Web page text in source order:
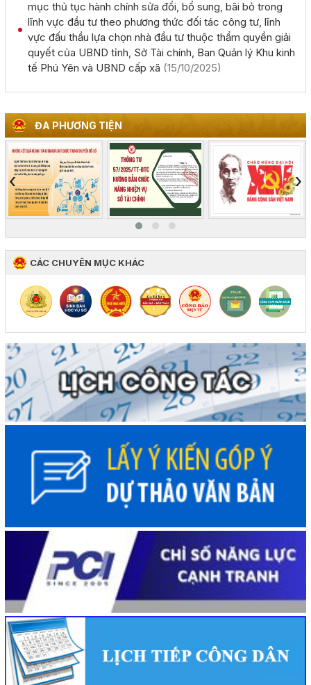
(02/08/2026, 00:00)
Giới thiệu thông tin về 17 khu đất đấu giá quyền sử dụng
đất trên địa bàn tỉnh Đắk Lắk
Thông báo về việc tiếp nhận hồ sơ đề nghị chấp thuận
chủ trương đầu tư dự án: Nhà máy sản xuất viên nén gỗ
xuất khẩu và chế biến lâm sản - Thành Châu Đắk Lắk
(27/07/2026, 00:00)
Đắk Lắk họp báo công bố 17 hoạt động đặc sắc của Lễ
Tập huấn diễn tập khu vực phòng thủ kết hợp phòng
thủ dân sự tỉnh Đắk Lắk
(05/08/2026, 00:00)
Thực hiện quyết liệt các nhiệm vụ phát triển kinh tế - xã
hội năm 2026
(05/08/2026, 00:00)
Phấn đấu khai thác đồng bộ toàn tuyến cao tốc Khánh
(05/08/2026, 00:00)
Công khai kết quả giải ngân vốn đầu tư công đến hết
tháng 7 năm 2026
(04/08/2026, 00:00)
Chủ tịch UBND tỉnh Đỗ Hữu Huy: Quyết liệt đẩy nhanh
tiến độ giải ngân đầu tư công theo nguyên tắc "6 rõ
(04/08/2026, 00:00)
Rà soát công tác chuẩn bị diễn tập khu vực phòng thủ
kết hợp diễn tập phòng thủ dân sự tỉnh năm 2026
(02/08/2026, 00:00)
mục thủ tục hành chính sửa đổi, bổ sung, bãi bỏ trong
lĩnh vực đầu tư theo phương thức đối tác công tư, lĩnh
vực đấu thầu lựa chọn nhà đầu tư thuộc thẩm quyền giải
quyết của UBND tỉnh, Sở Tài chính, Ban Quản lý Khu kinh
tế Phú Yên và UBND cấp xã (15/10/2025)
ĐA PHƯƠNG TIỆN
‹ ›
CÁC CHUYÊN MỤC KHÁC